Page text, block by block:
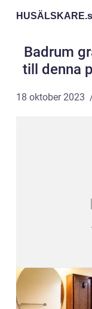
HUSÄLSKARE.
Badrum
till denna
18 oktober 2023